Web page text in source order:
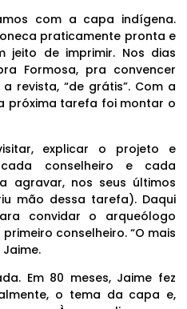
com a capa indígena.
praticamente pronta e
de imprimir. Nos dias
Formosa, pra convencer
revista, “de grátis”. Com a
próxima tarefa foi montar o
explicar o projeto e
conselheiro e cada
agravar, nos seus últimos
mão dessa tarefa). Daqui
convidar o arqueólogo
conselheiro. “O mais
Em 80 meses, Jaime fez
o tema da capa e,